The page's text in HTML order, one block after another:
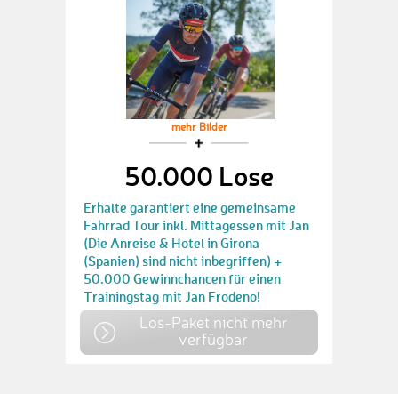
mehr Bilder
50.000 Lose
Erhalte garantiert eine gemeinsame
Fahrrad Tour inkl. Mittagessen mit Jan
(Die Anreise & Hotel in Girona
(Spanien) sind nicht inbegriffen) +
50.000 Gewinnchancen für einen
Trainingstag mit Jan Frodeno!
Los-Paket nicht mehr
verfügbar